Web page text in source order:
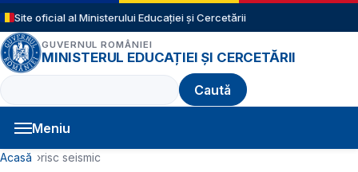
Sari la conținutul principal
Site oficial al Ministerului Educației și Cercetării
GUVERNUL ROMÂNIEI
MINISTERUL EDUCAȚIEI ȘI CERCETĂRII
Caută
Meniu
Navigație principală
Cale de navigare
Acasă risc seismic